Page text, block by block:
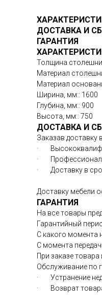
ДОСТАВКА И
ГАРАНТИЯ
Толщина
Материал
Материал
Ширина, мм:: 1600
Глубина, мм:: 900
Высота, мм:: 750
ДОСТАВКА И
Заказав
·
·
· Доставку в
Доставку мебели
ГАРАНТИЯ
На все товары
Гарантийный
С какого момента
С момента
При заказе товара
Обслуживание по
· Устранение
· Возврат товара